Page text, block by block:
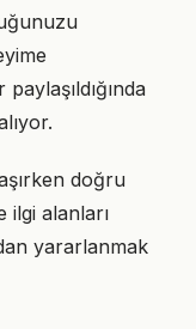
doğru
ilgi alanları
yararlanmak